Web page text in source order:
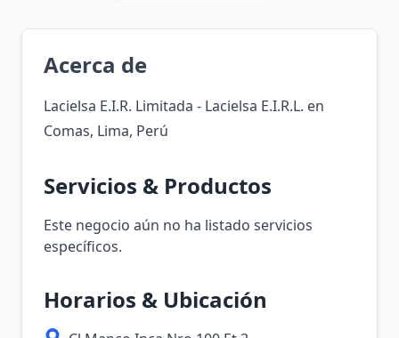
Acerca de
Lacielsa E.I.R. Limitada - Lacielsa E.I.R.L. en
Comas, Lima, Perú
Servicios & Productos
Este negocio aún no ha listado servicios
específicos.
Horarios & Ubicación